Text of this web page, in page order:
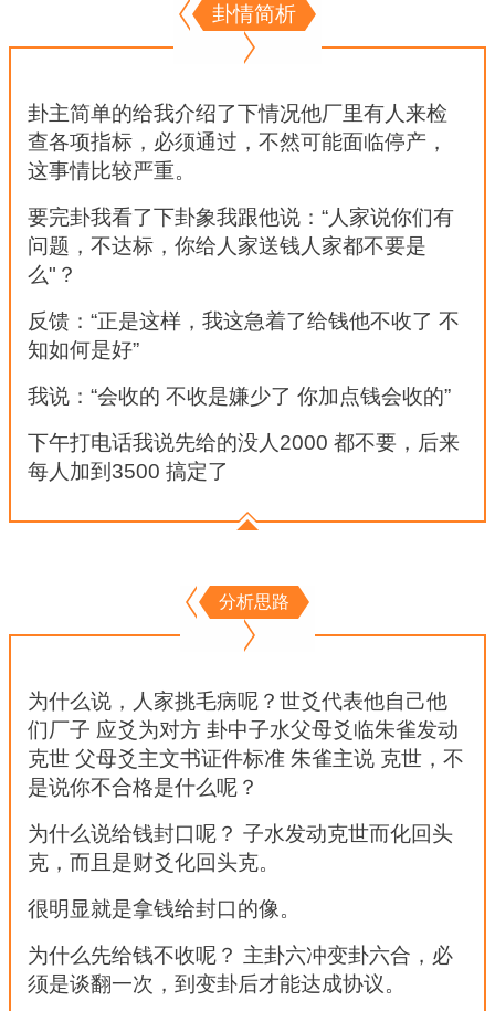
卦情简析
卦主简单的给我介绍了下情况他厂里有人来检
查各项指标，必须通过，不然可能面临停产，
这事情比较严重。
要完卦我看了下卦象我跟他说：“人家说你们有
问题，不达标，你给人家送钱人家都不要是
么"？
反馈：“正是这样，我这急着了给钱他不收了 不
知如何是好”
我说：“会收的 不收是嫌少了 你加点钱会收的”
下午打电话我说先给的没人2000 都不要，后来
每人加到3500 搞定了
分析思路
为什么说，人家挑毛病呢？世爻代表他自己他
们厂子 应爻为对方 卦中子水父母爻临朱雀发动
克世 父母爻主文书证件标准 朱雀主说 克世，不
是说你不合格是什么呢？
为什么说给钱封口呢？ 子水发动克世而化回头
克，而且是财爻化回头克。
很明显就是拿钱给封口的像。
为什么先给钱不收呢？ 主卦六冲变卦六合，必
须是谈翻一次，到变卦后才能达成协议。